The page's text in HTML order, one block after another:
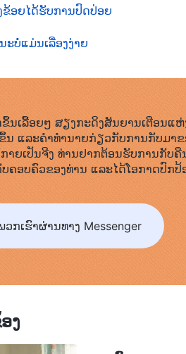
ກຳປົກກະຕິຫຼາຍຂຶ້ນ ແລະ ຂ້ອຍກຳ
ດງໄດ້ດີກວ່າພວກເຂົາ ແລະ ຂ້ອຍຈ
ດເມື່ອຍ ແລະ ຂ້ອຍພຽງແຕ່ສຸມໃສ່
ອີຍດ້ວຍການຢູ່ທາງຫຼັງຫຼາຍຂຶ້ນເ
ອງຜູ້ກຳກັບ ແລະ ຂ້ອຍປະຕິເສດທີ່
ວ່າ, ຂ້ອຍຮູ້ສຶກວ່າມັນບໍ່ຍຸຕິທຳ, ຂ້ອ
ະ ປະລະໃນໜ້າທີ່ຂອງຂ້ອຍ. ຂ້ອຍ
ນແຮງຈູງໃຈ ແລະ ພຶດຕິກຳຂອງຂ້
ອງພຣະເຈົ້າ ຫຼື ເພື່ອເປັນພະຍານໃ
ອໃຫ້ຄົນອື່ນແນມເບິ່ງຂ້ອຍ. ຂ້ອຍບໍ່ໄ
ດຫຼາຍ! ໂອກາດທີ່ຈະເຂົ້າຮ່ວມກຸ່ມ
ກ ແລະ ເຫດຜົນ, ຂ້ອຍບໍ່ໄດ້ຄິດວ່າ
ທີ່ມືດມົນຫຼາຍຂຶ້ນເລື້ອຍໆ. ຂ້ອຍລົງ
ອຍໄດ້ຮັບການປົດປ່ອຍ
ະບໍ່ແມ່ນເລື່ອງງ່າຍ
ຂຶ້ນເລື້ອຍໆ ສຽງກະດິງສັນຍານເຕືອນແຫ່
ນ ແລະຄໍາທໍານາຍກ່ຽວກັບການກັບມາຂ
າຍເປັນຈີງ ທ່ານຢາກຕ້ອນຮັບການກັບຄື
ຄອບຄົວຂອງທ່ານ ແລະໄດ້ໂອກາດປົກປ້
ວກເຮົາຜ່ານທາງ Messenger
ງ